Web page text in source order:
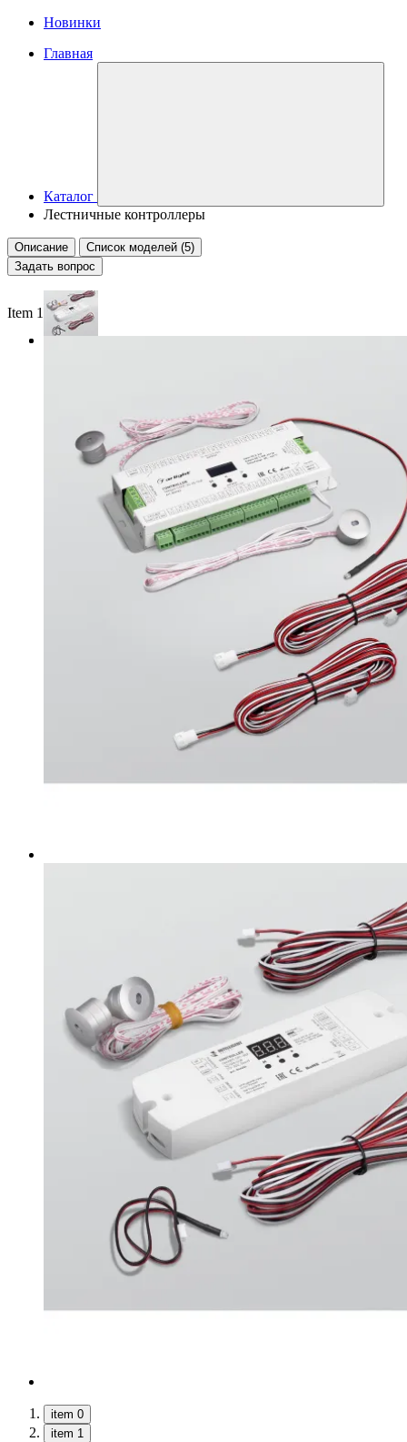
Новинки
Главная
Каталог
Лестничные контроллеры
Описание
Список моделей (5)
Задать вопрос
Item 1 of 2
item 0
item 1